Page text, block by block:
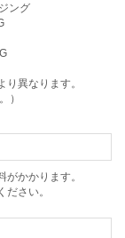
ング
異なります。
）
かかります。
さい。